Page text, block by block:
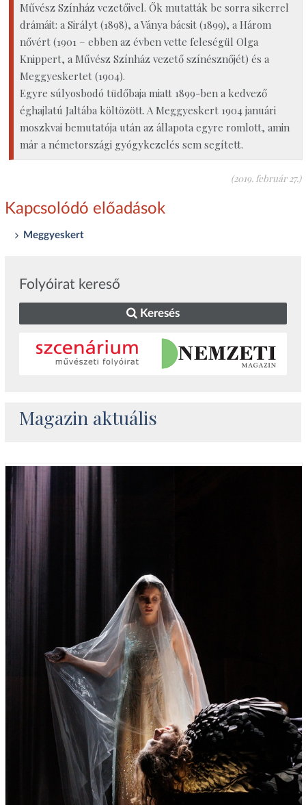
Művész Színház vezetőivel. Ők mutatták be sorra sikerrel
drámáit: a Sirályt (1898), a Ványa bácsit (1899), a Három
nővért (1901 – ebben az évben vette feleségül Olga
Knippert, a Művész Színház vezető színésznőjét) és a
Meggyeskertet (1904).
Egyre súlyosbodó tüdőbaja miatt 1899-ben a kedvező
éghajlatú Jaltába költözött. A Meggyeskert 1904 januári
moszkvai bemutatója után az állapota egyre romlott, amin
már a németországi gyógykezelés sem segített.
(2019. február 27.)
Kapcsolódó előadások
Meggyeskert
Folyóirat kereső
Keresés
Magazin aktuális